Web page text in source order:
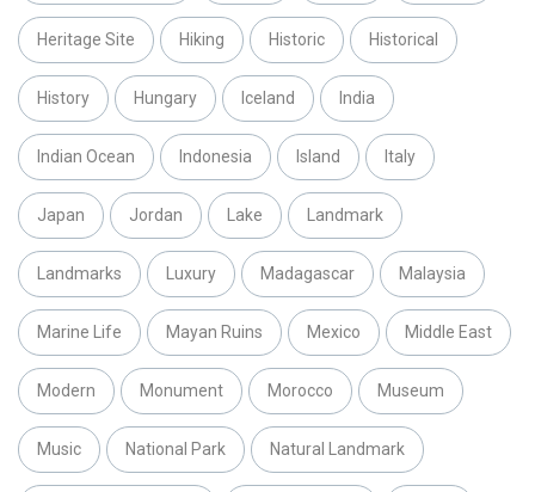
Heritage Site Hiking Historic Historical
History Hungary Iceland India
Indian Ocean Indonesia Island Italy
Japan Jordan Lake Landmark
Landmarks Luxury Madagascar Malaysia
Marine Life Mayan Ruins Mexico Middle East
Modern Monument Morocco Museum
Music National Park Natural Landmark